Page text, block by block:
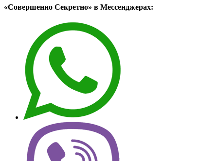
«Совершенно Секретно» в Мессенджерах: